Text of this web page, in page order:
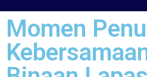
Momen